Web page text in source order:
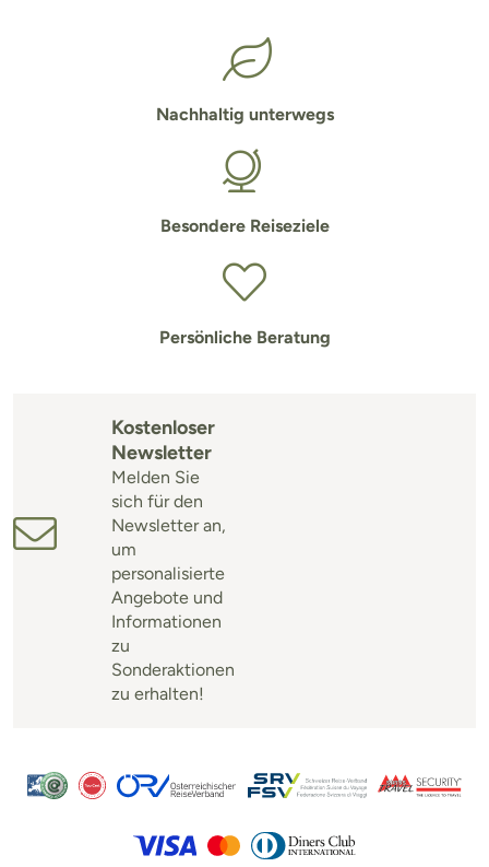
Nachhaltig unterwegs
Besondere Reiseziele
Persönliche Beratung
Kostenloser
Newsletter
Melden Sie
sich für den
Newsletter an,
um
personalisierte
Angebote und
Informationen
zu
Sonderaktionen
zu erhalten!